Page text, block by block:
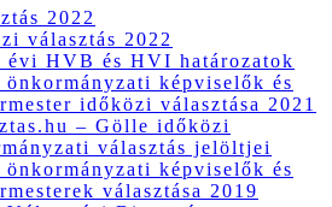
2022
választás 2022
évi HVB és HVI határozatok
képviselők és
időközi választása 2021
– Gölle időközi
választás jelöltjei
képviselők és
választása 2019